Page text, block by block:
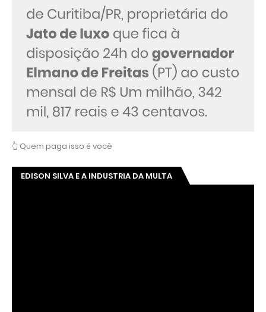
👆 Quem paga isso é você
EDISON SILVA E A INDUSTRIA DA MULTA